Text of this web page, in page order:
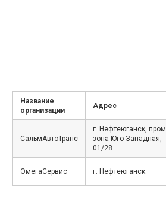
Название
организации
Адрес
СальмАвтоТранс
г. Нефтеюганск, пром.
зона Юго-Западная,
01/28
ОмегаСервис г. Нефтеюганск